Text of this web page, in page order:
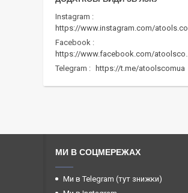
Instagram
https://www.instagram.com/atools.com.ua/
Facebook
https://www.facebook.com/atoolscomua/
Telegram
https://t.me/atoolscomua
МИ В СОЦМЕРЕЖАХ
Ми в Telegram (тут знижки)